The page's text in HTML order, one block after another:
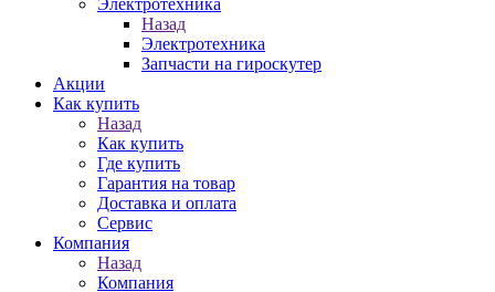
Электротехника
Назад
Электротехника
Запчасти на гироскутер
Акции
Как купить
Назад
Как купить
Где купить
Гарантия на товар
Доставка и оплата
Сервис
Компания
Назад
Компания